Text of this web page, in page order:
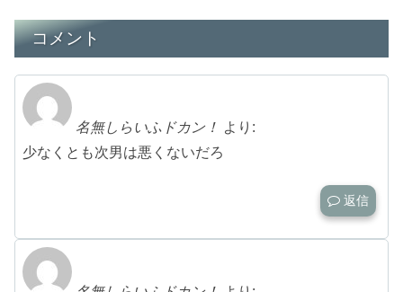
コメント
名無しらいふドカン！ より:
少なくとも次男は悪くないだろ
返信